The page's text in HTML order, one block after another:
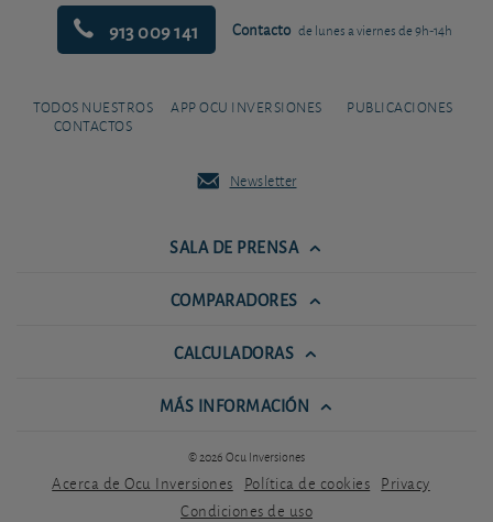
913 009 141 Contacto de lunes a viernes de 9h-14h
TODOS NUESTROS
CONTACTOS
APP OCU INVERSIONES PUBLICACIONES
Newsletter
SALA DE PRENSA
COMPARADORES
CALCULADORAS
MÁS INFORMACIÓN
© 2026 Ocu Inversiones
Acerca de Ocu Inversiones Política de cookies Privacy
Condiciones de uso